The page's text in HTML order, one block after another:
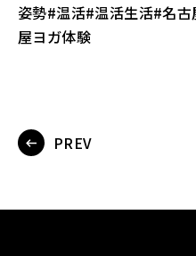
姿勢#温活#温活生活#名
屋ヨガ体験
PREV